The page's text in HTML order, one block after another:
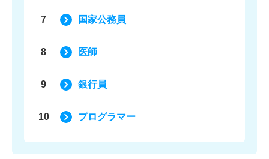
7 国家公務員
8 医師
9 銀行員
10 プログラマー